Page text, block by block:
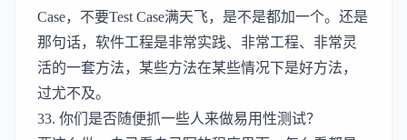
Case，不要Test Case满天飞，是不是都加一个。还是
那句话，软件工程是非常实践、非常工程、非常灵
活的一套方法，某些方法在某些情况下是好方法，
过尤不及。
33. 你们是否随便抓一些人来做易用性测试？